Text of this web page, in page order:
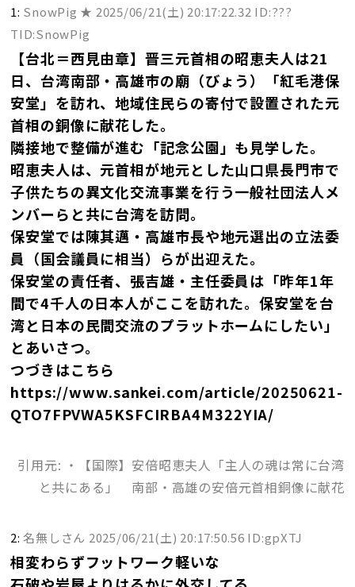
1: SnowPig ★ 2025/06/21(土) 20:17:22.32 ID:???
TID:SnowPig
【台北＝西見由章】晋三元首相の昭恵夫人は21
日、台湾南部・高雄市の廟（びょう）「紅毛港保
安堂」を訪れ、地域住民らの寄付で設置された元
首相の銅像に献花した。
隣接地で整備が進む「記念公園」も見学した。
昭恵夫人は、元首相が地元とした山口県長門市で
子供たちの異文化交流事業を行う一般社団法人メ
ンバーらと共に台湾を訪問。
保安堂では陳其邁・高雄市長や地元選出の立法委
員（国会議員に相当）らが出迎えた。
保安堂の責任者、張吉雄・主任委員は「昨年1年
間で4千人の日本人がここを訪れた。保安堂を台
湾と日本の民間交流のプラットホームにしたい」
とあいさつ。
つづきはこちら
https://www.sankei.com/article/20250621-
QTO7FPVWA5KSFCIRBA4M322YIA/
引用元: ・【国際】安倍昭恵夫人「主人の魂は常に台湾
と共にある」 南部・高雄の安倍元首相銅像に献花
2:名無しさん 2025/06/21(土) 20:17:50.56 ID:gpXTJ
相変わらずフットワーク軽いな